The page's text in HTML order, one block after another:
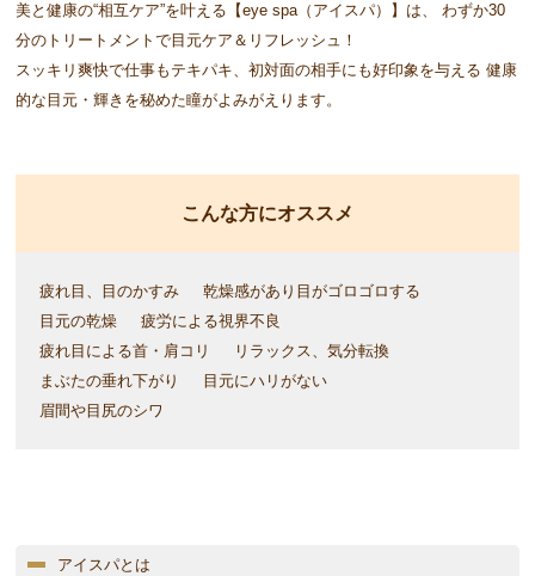
美と健康の“相互ケア”を叶える【eye spa（アイスパ）】は、わずか30
分のトリートメントで目元ケア＆リフレッシュ！
スッキリ爽快で仕事もテキパキ、初対面の相手にも好印象を与える健康
的な目元・輝きを秘めた瞳がよみがえります。
こんな方にオススメ
疲れ目、目のかすみ
乾燥感があり目がゴロゴロする
目元の乾燥
疲労による視界不良
疲れ目による首・肩コリ
リラックス、気分転換
まぶたの垂れ下がり
目元にハリがない
眉間や目尻のシワ
アイスパとは